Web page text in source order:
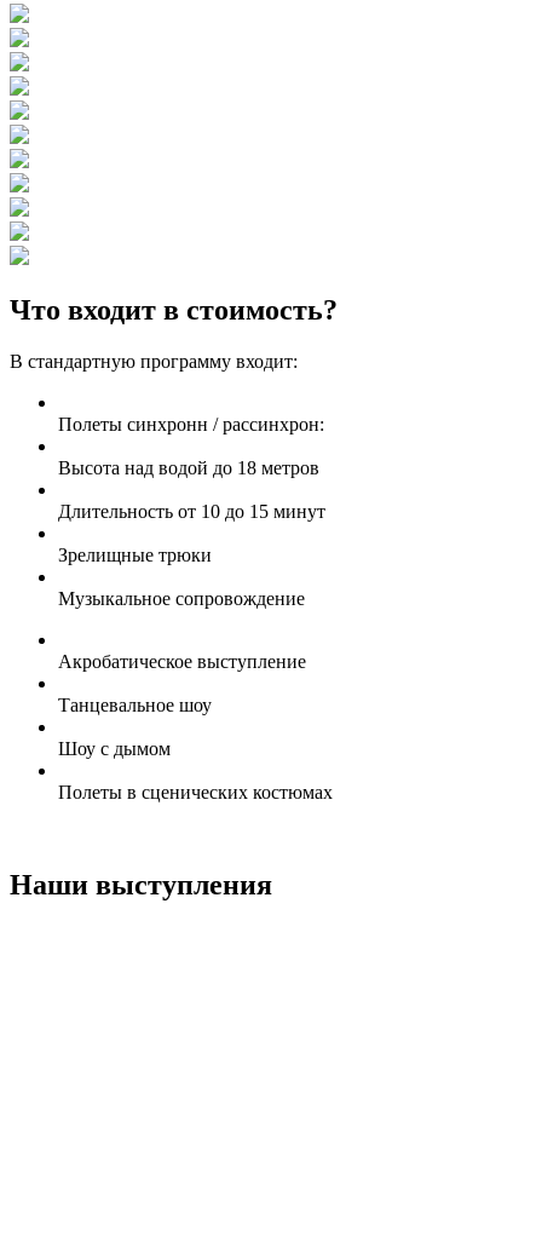
Что входит в стоимость?
В стандартную программу входит:
Полеты синхронн / рассинхрон:
Высота над водой до 18 метров
Длительность от 10 до 15 минут
Зрелищные трюки
Музыкальное сопровождение
Акробатическое выступление
Танцевальное шоу
Шоу с дымом
Полеты в сценических костюмах
Наши выступления